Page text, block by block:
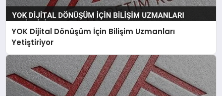
YOK Dijital Dönüşüm İçin Bilişim Uzmanları
Yetiştiriyor